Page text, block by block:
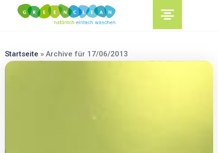
content
Startseite » Archive für 17/06/2013